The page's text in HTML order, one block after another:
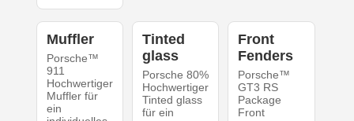
Muffler
Porsche™
911
Hochwertiger
Muffler für
ein
Tinted
glass
Porsche 80%
Hochwertiger
Tinted glass
für ein
Front
Fenders
Porsche™
GT3 RS
Package
Front